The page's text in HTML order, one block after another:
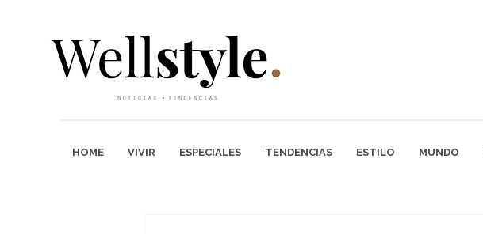
HOME VIVIR ESPECIALES TENDENCIAS ESTILO MUNDO